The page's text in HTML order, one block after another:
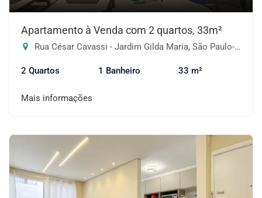
Apartamento à Venda com 2 quartos, 33m²
Rua César Cavassi - Jardim Gilda Maria, São Paulo-SP
2 Quartos 1 Banheiro 33 m²
Mais informações